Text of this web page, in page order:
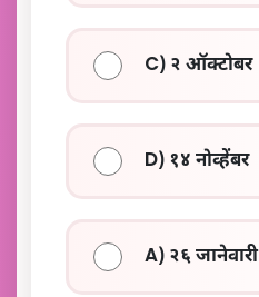
C) २ ऑक्टोबर
D) १४ नोव्हेंबर
A) २६ जानेवारी